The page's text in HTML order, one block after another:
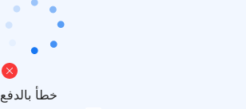
خطأ بالدفع